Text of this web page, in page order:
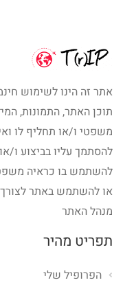
אתר זה הינו לשימוש
תוכן האתר, התמונות,
משפטי ו/או תחליף לו
להסתמך עליו בביצוע ו/
להשתמש בו כראיה
או להשתמש באתר
מנהל האתר
תפריט מהיר
הפרופיל שלי